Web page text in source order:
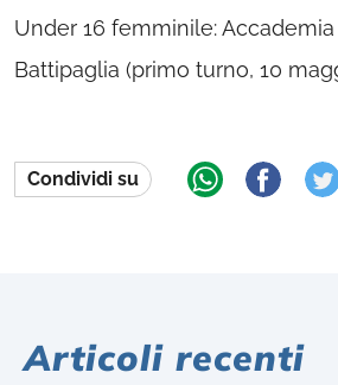
Under 16 femminile:
Battipaglia (primo turno, 10
Condividi su
Articoli recenti